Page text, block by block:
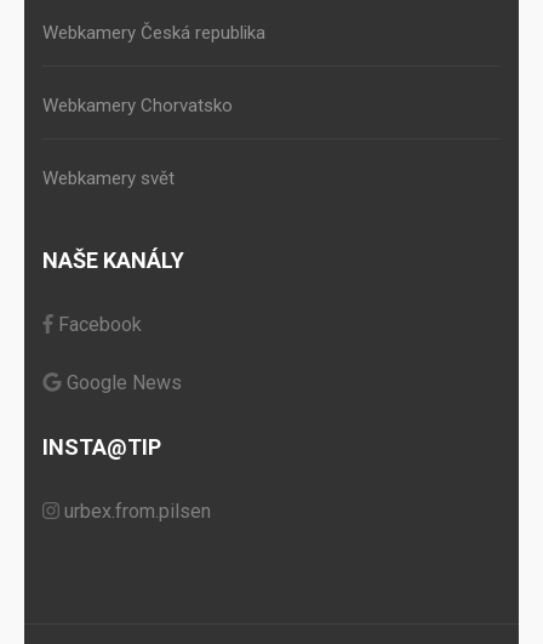
Webkamery Česká republika
Webkamery Chorvatsko
Webkamery svět
NAŠE KANÁLY
Facebook
Google News
INSTA@TIP
urbex.from.pilsen